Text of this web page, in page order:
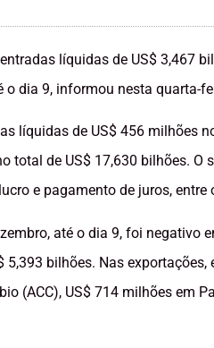
líquidas de US$ 3,467
o dia 9, informou nesta quarta-
líquidas de US$ 456 milhões
total de US$ 17,630 bilhões.
e pagamento de juros, entre
até o dia 9, foi negativo
5,393 bilhões. Nas
(ACC), US$ 714 milhões em